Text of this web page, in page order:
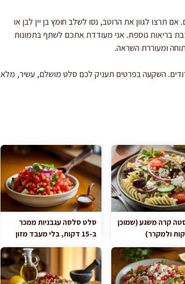
תרצו לגוון את הרוטב, נסו לשלב חומץ בן יין לבן או
בריאות נוספת. אני מעודדת אתכם לשתף בתמונות
ומעוררת השראה.
השקעה בפרטים תעניק לכם סלט מושלם, עשיר, מלא
קרה משגע (שמוכן
סלט סלסה עגבניות ממכר
ב-15 דקות, בלי מעבד מזון